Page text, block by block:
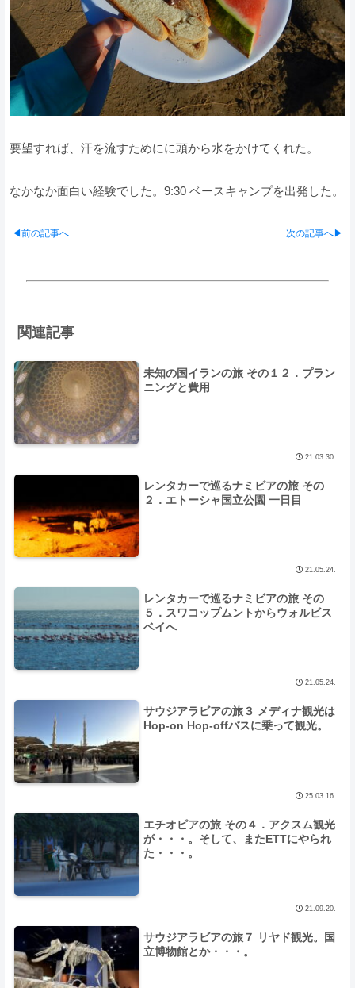
要望すれば、汗を流すためにに頭から水をかけてくれた。
なかなか面白い経験でした。9:30 ベースキャンプを出発した。
◀前の記事へ 次の記事へ▶
関連記事
未知の国イランの旅 その１２．プラン
ニングと費用
21.03.30.
レンタカーで巡るナミビアの旅 その
２．エトーシャ国立公園 一日目
21.05.24.
レンタカーで巡るナミビアの旅 その
５．スワコップムントからウォルビス
ベイへ
21.05.24.
サウジアラビアの旅３ メディナ観光は
Hop-on Hop-offバスに乗って観光。
25.03.16.
エチオピアの旅 その４．アクスム観光
が・・・。そして、またETTにやられ
た・・・。
21.09.20.
サウジアラビアの旅７ リヤド観光。国
立博物館とか・・・。